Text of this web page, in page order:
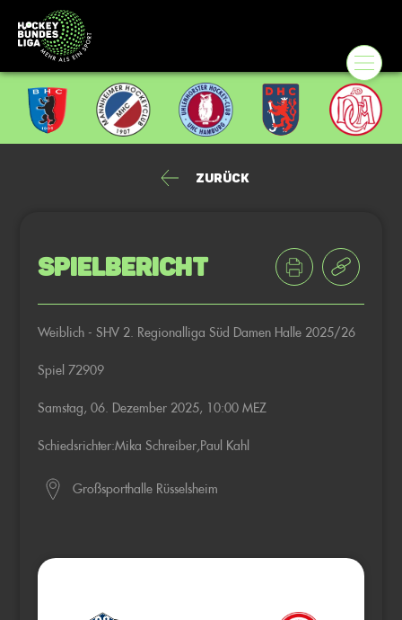
Zurück
Spielbericht
Weiblich - SHV 2. Regionalliga Süd Damen Halle 2025/26
Spiel 72909
Samstag, 06. Dezember 2025, 10:00 MEZ
Schiedsrichter:Mika Schreiber,Paul Kahl
Großsporthalle Rüsselsheim